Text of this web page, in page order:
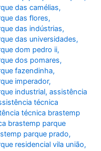
das camélias,
das flores,
das indústrias,
das universidades,
dom pedro ii,
dos pomares,
fazendinha,
imperador,
industrial,assistência
técnica
técnica brastemp
brastemp parque
parque prado,
residencial vila união,